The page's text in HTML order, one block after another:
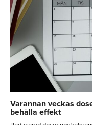
Varannan veckas
behålla effekt